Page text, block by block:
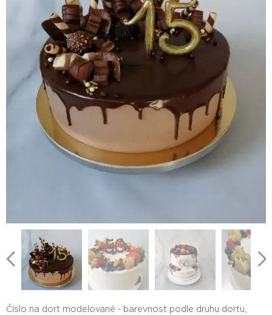
Číslo na dort modelované - barevnost podle druhu dortu,